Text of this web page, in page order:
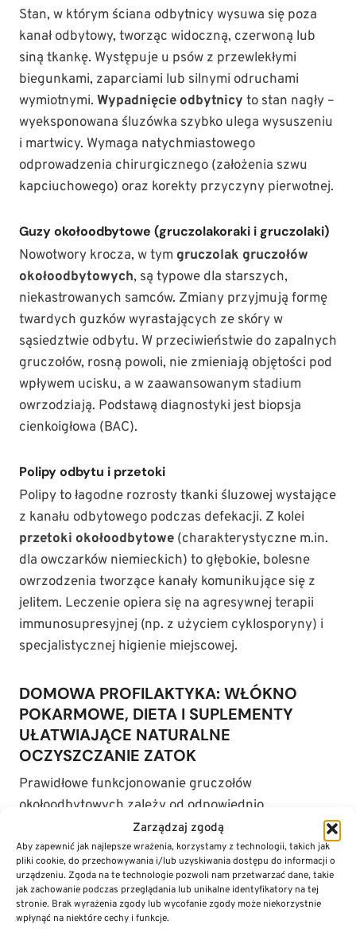
Zarządzaj zgodą
Aby zapewnić jak najlepsze wrażenia, korzystamy z technologii, takich jak
pliki cookie, do przechowywania i/lub uzyskiwania dostępu do informacji o
urządzeniu. Zgoda na te technologie pozwoli nam przetwarzać dane, takie
jak zachowanie podczas przeglądania lub unikalne identyfikatory na tej
stronie. Brak wyrażenia zgody lub wycofanie zgody może niekorzystnie
wpłynąć na niektóre cechy i funkcje.
Stan, w którym ściana odbytnicy wysuwa się poza
kanał odbytowy, tworząc widoczną, czerwoną lub
siną tkankę. Występuje u psów z przewlekłymi
biegunkami, zaparciami lub silnymi odruchami
wymiotnymi. Wypadnięcie odbytnicy to stan nagły –
wyeksponowana śluzówka szybko ulega wysuszeniu
i martwicy. Wymaga natychmiastowego
odprowadzenia chirurgicznego (założenia szwu
kapciuchowego) oraz korekty przyczyny pierwotnej.
Guzy okołoodbytowe (gruczolakoraki i gruczolaki)
Nowotwory krocza, w tym gruczolak gruczołów
okołoodbytowych, są typowe dla starszych,
niekastrowanych samców. Zmiany przyjmują formę
twardych guzków wyrastających ze skóry w
sąsiedztwie odbytu. W przeciwieństwie do zapalnych
gruczołów, rosną powoli, nie zmieniają objętości pod
wpływem ucisku, a w zaawansowanym stadium
owrzodziają. Podstawą diagnostyki jest biopsja
cienkoigłowa (BAC).
Polipy odbytu i przetoki
Polipy to łagodne rozrosty tkanki śluzowej wystające
z kanału odbytowego podczas defekacji. Z kolei
przetoki okołoodbytowe (charakterystyczne m.in.
dla owczarków niemieckich) to głębokie, bolesne
owrzodzenia tworzące kanały komunikujące się z
jelitem. Leczenie opiera się na agresywnej terapii
immunosupresyjnej (np. z użyciem cyklosporyny) i
specjalistycznej higienie miejscowej.
DOMOWA PROFILAKTYKA: WŁÓKNO
POKARMOWE, DIETA I SUPLEMENTY
UŁATWIAJĄCE NATURALNE
OCZYSZCZANIE ZATOK
Prawidłowe funkcjonowanie gruczołów
okołoodbytowych zależy od odpowiednio
uformowanej konsystencji stolca, która wymusza ich
naturalne opróżnianie podczas defekacji. U psów z
tendencją do zatokowych stanów zapalnych
kluczowa jest modyfikacja diety w celu zwiększenia
objętości masy kałowej.